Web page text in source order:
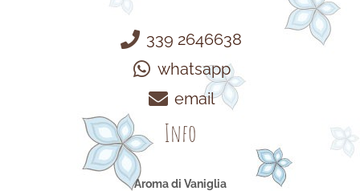
339 2646638
whatsapp
email
Info
Aroma di Vaniglia